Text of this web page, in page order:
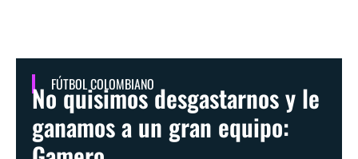
FÚTBOL COLOMBIANO
No quisimos desgastarnos y le
ganamos a un gran equipo: